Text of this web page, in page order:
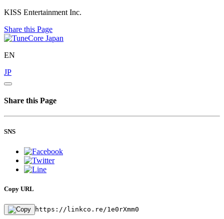
KISS Entertainment Inc.
Share this Page
EN
JP
Share this Page
SNS
Copy URL
https://linkco.re/1e0rXmm0